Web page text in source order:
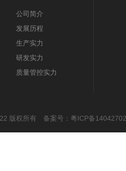
公司简介
发展历程
生产实力
研发实力
质量管控实力
版权所有 备案号： 粤ICP备